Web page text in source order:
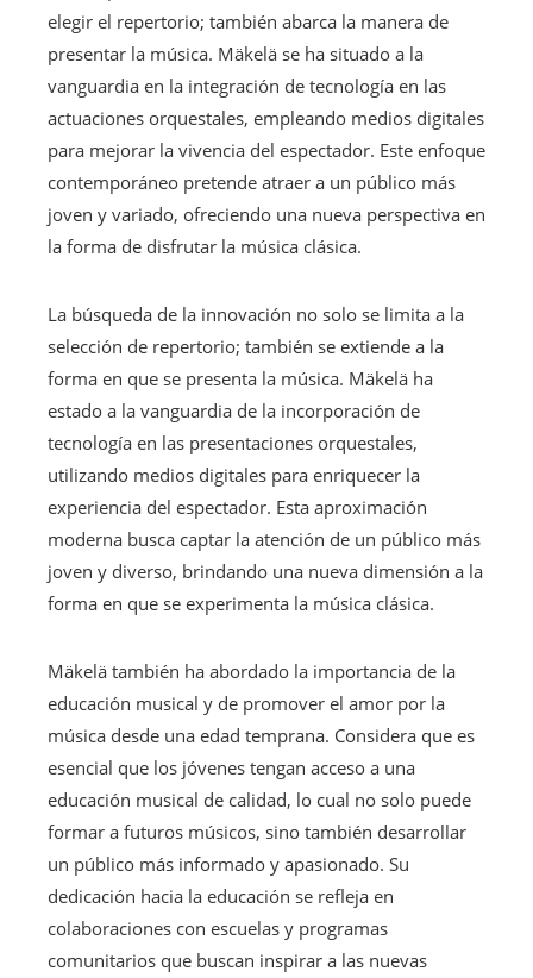
elegir el repertorio; también abarca la manera de
presentar la música. Mäkelä se ha situado a la
vanguardia en la integración de tecnología en las
actuaciones orquestales, empleando medios digitales
para mejorar la vivencia del espectador. Este enfoque
contemporáneo pretende atraer a un público más
joven y variado, ofreciendo una nueva perspectiva en
la forma de disfrutar la música clásica.
La búsqueda de la innovación no solo se limita a la
selección de repertorio; también se extiende a la
forma en que se presenta la música. Mäkelä ha
estado a la vanguardia de la incorporación de
tecnología en las presentaciones orquestales,
utilizando medios digitales para enriquecer la
experiencia del espectador. Esta aproximación
moderna busca captar la atención de un público más
joven y diverso, brindando una nueva dimensión a la
forma en que se experimenta la música clásica.
Mäkelä también ha abordado la importancia de la
educación musical y de promover el amor por la
música desde una edad temprana. Considera que es
esencial que los jóvenes tengan acceso a una
educación musical de calidad, lo cual no solo puede
formar a futuros músicos, sino también desarrollar
un público más informado y apasionado. Su
dedicación hacia la educación se refleja en
colaboraciones con escuelas y programas
comunitarios que buscan inspirar a las nuevas